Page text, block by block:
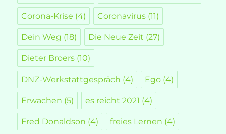
Corona-Krise (4) Coronavirus (11)
Dein Weg (18) Die Neue Zeit (27)
Dieter Broers (10)
DNZ-Werkstattgespräch (4) Ego (4)
Erwachen (5) es reicht 2021 (4)
Fred Donaldson (4) freies Lernen (4)